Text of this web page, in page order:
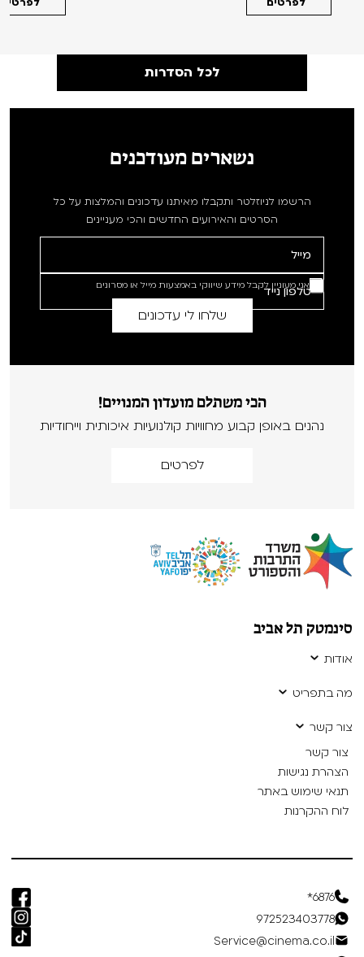
לכל הסדרות
נשארים מעודכנים
הרשמו לניוזלטר ותקבלו מאיתנו עדכונים והמלצות על כל
הסרטים והאירועים החדשים והכי מעניינים
אני מעוניין לקבל מידע שיווקי באמצעות מייל או מסרונים
הכי משתלם מועדון המנויים!
נהנים באופן קבוע מחוויות קולנועיות איכותית וייחודיות
לפרטים
סינמטק תל אביב
אודות
מה בתפריט
צור קשר
צור קשר
הצהרת נגישות
תנאי שימוש באתר
לוח ההקרנות
6876*
972523403778
Service@cinema.co.il